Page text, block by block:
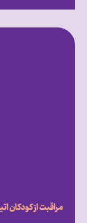
مراقبت از کودکان